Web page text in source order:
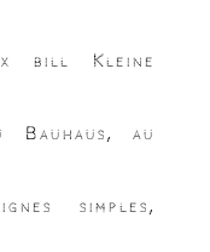
bill Kleine
au
simples,